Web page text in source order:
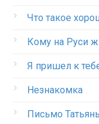
Что такое
Кому на Руси
Я пришел к
Незнакомка
Письмо